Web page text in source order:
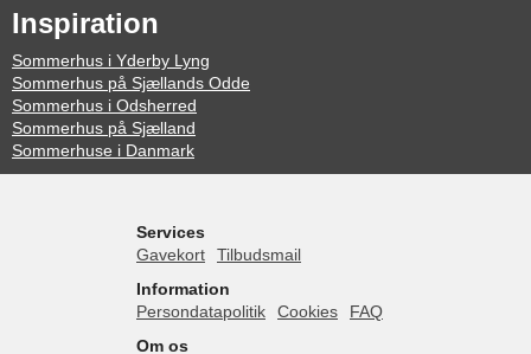
Inspiration
Sommerhus i Yderby Lyng
Sommerhus på Sjællands Odde
Sommerhus i Odsherred
Sommerhus på Sjælland
Sommerhuse i Danmark
Services
Gavekort
Tilbudsmail
Information
Persondatapolitik
Cookies
FAQ
Om os